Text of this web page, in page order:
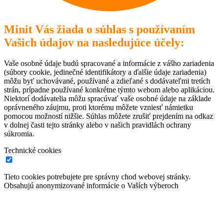
Minit Vás žiada o súhlas s používaním
Vašich údajov na nasledujúce účely:
Vaše osobné údaje budú spracované a informácie z vášho zariadenia
(súbory cookie, jedinečné identifikátory a ďalšie údaje zariadenia)
môžu byť uchovávané, používané a zdieľané s dodávateľmi tretích
strán, prípadne používané konkrétne týmto webom alebo aplikáciou.
Niektorí dodávatelia môžu spracúvať vaše osobné údaje na základe
oprávneného záujmu, proti ktorému môžete vzniesť námietku
pomocou možností nižšie. Súhlas môžete zrušiť prejdením na odkaz
v dolnej časti tejto stránky alebo v našich pravidlách ochrany
súkromia.
Technické cookies
Tieto cookies potrebujete pre správny chod webovej stránky.
Obsahujú anonymizované informácie o Vaších výberoch